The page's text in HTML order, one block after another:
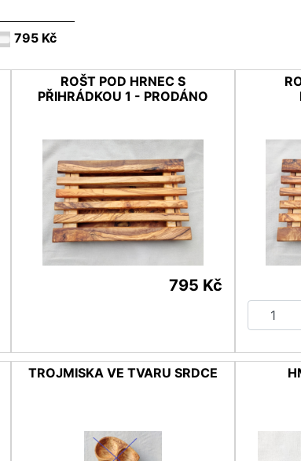
795 Kč
ROŠT POD HRNEC S
PŘIHRÁDKOU 1 - PRODÁNO
795 Kč
TROJMISKA VE TVARU SRDCE